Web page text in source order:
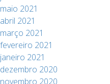
maio 2021
abril 2021
março 2021
fevereiro 2021
janeiro 2021
dezembro 2020
novembro 2020